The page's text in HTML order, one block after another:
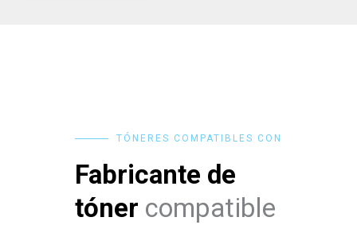
TÓNERES COMPATIBLES CON
Fabricante de
tóner compatible